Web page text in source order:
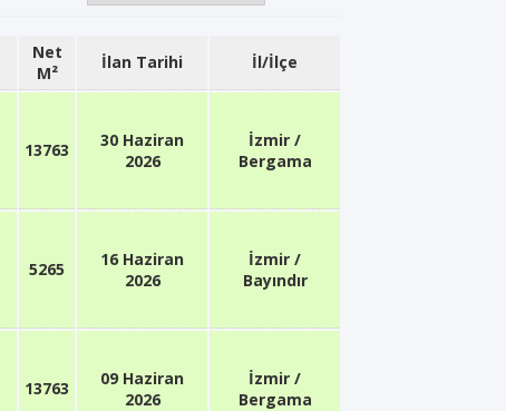
Net
M²
İlan Tarihi İl/İlçe
13763
30 Haziran
2026
İzmir /
Bergama
5265
16 Haziran
2026
İzmir /
Bayındır
13763
09 Haziran
2026
İzmir /
Bergama